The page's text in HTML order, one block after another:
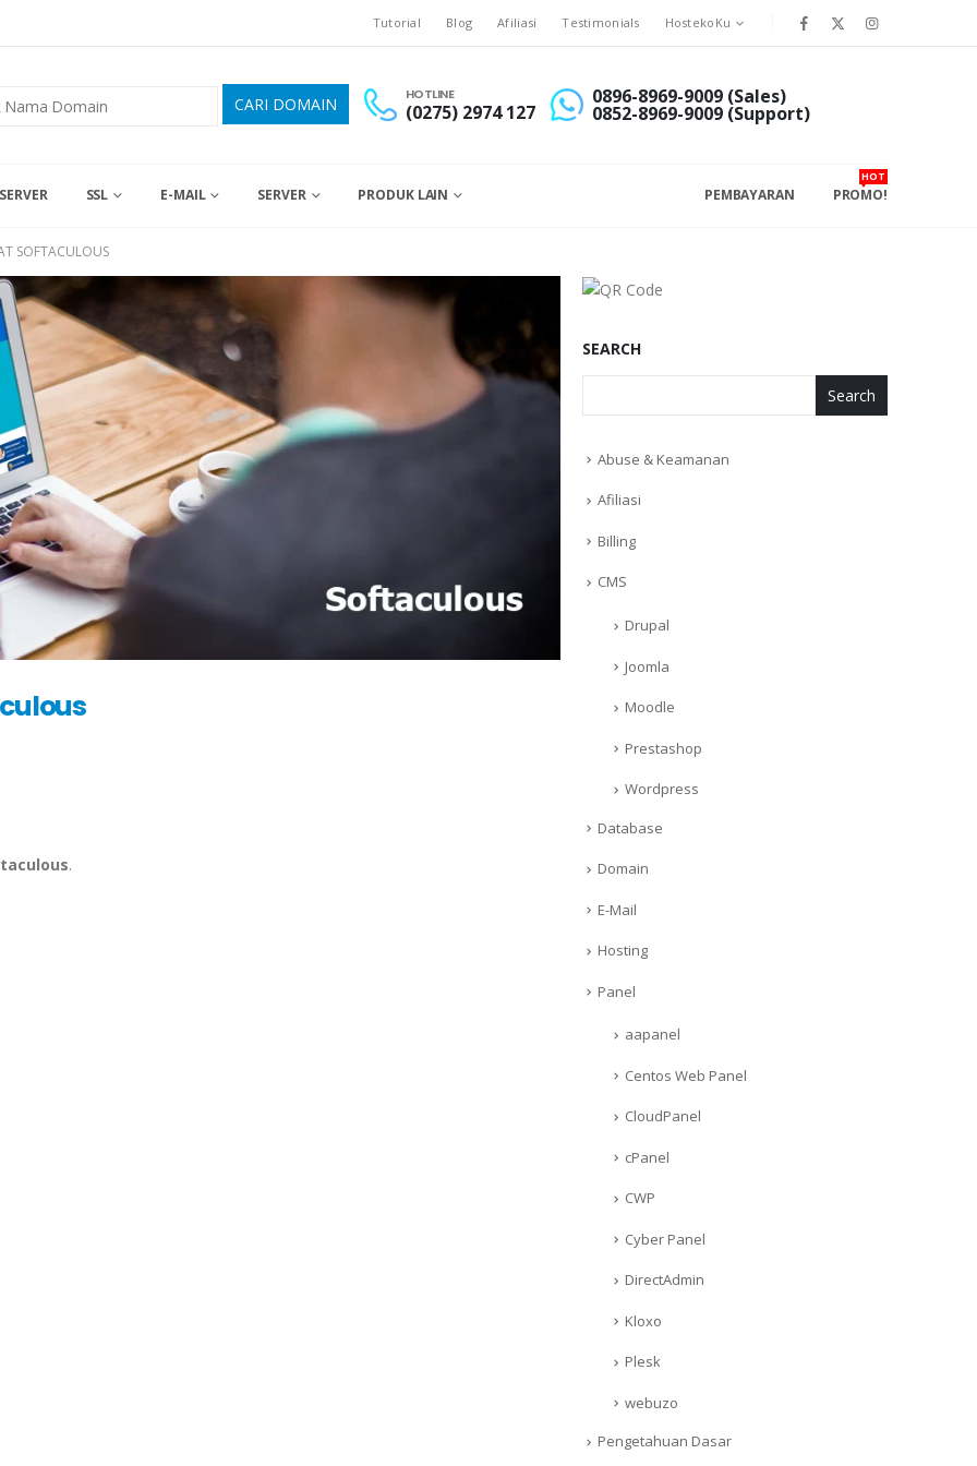
Tutorial Blog Afiliasi Testimonials HostekoKu
HOTLINE
(0275) 2974 127
0896-8969-9009 (Sales)
0852-8969-9009 (Support)
SSL E-MAIL SERVER PRODUK LAIN PEMBAYARAN PROMO!
HOT
SOFTACULOUS
.
SEARCH
Search
Abuse & Keamanan
Afiliasi
Billing
CMS
Drupal
Joomla
Moodle
Prestashop
Wordpress
Database
Domain
E-Mail
Hosting
Panel
aapanel
Centos Web Panel
CloudPanel
cPanel
CWP
Cyber Panel
DirectAdmin
Kloxo
Plesk
webuzo
Pengetahuan Dasar